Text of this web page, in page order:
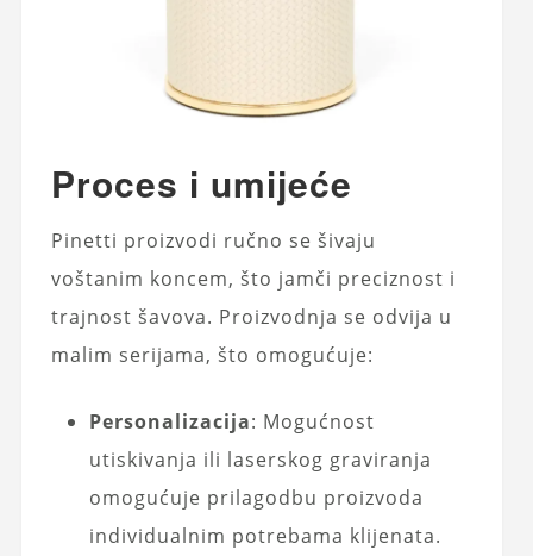
Proces i umijeće
Pinetti proizvodi ručno se šivaju
voštanim koncem, što jamči preciznost i
trajnost šavova. Proizvodnja se odvija u
malim serijama, što omogućuje:
Personalizacija: Mogućnost
utiskivanja ili laserskog graviranja
omogućuje prilagodbu proizvoda
individualnim potrebama klijenata.